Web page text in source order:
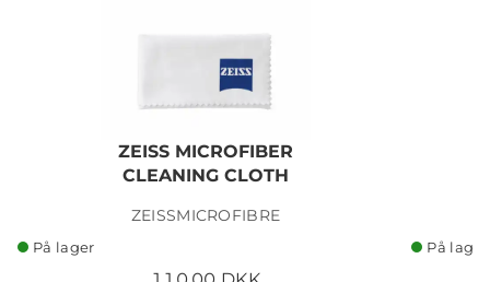
ZEISS MICROFIBER
CLEANING CLOTH
ZEISSMICROFIBRE
På lager På lager